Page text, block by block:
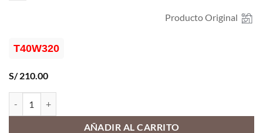
Producto Original
T40W320
S/210.00
AÑADIR AL CARRITO